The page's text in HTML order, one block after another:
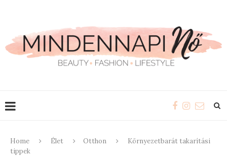
Home Élet Otthon
Környezetbarát takarítási
tippek